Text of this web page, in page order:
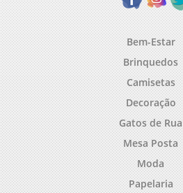
Bem-Estar
Brinquedos
Camisetas
Decoração
Gatos de Rua
Mesa Posta
Moda
Papelaria